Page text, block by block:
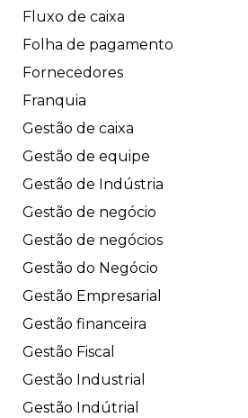
Fluxo de caixa
Folha de pagamento
Fornecedores
Franquia
Gestão de caixa
Gestão de equipe
Gestão de Indústria
Gestão de negócio
Gestão de negócios
Gestão do Negócio
Gestão Empresarial
Gestão financeira
Gestão Fiscal
Gestão Industrial
Gestão Indútrial